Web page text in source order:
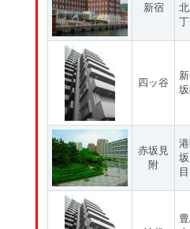
新宿
四ッ谷
赤坂見
附
目